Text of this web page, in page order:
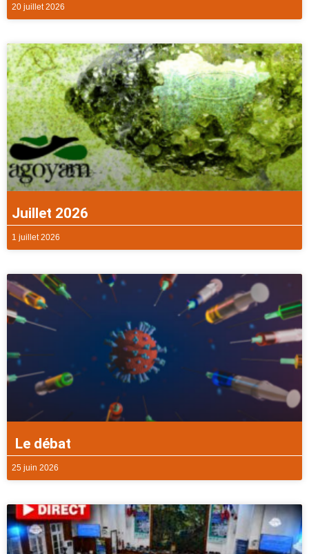
20 juillet 2026
Juillet 2026
1 juillet 2026
Le débat
25 juin 2026